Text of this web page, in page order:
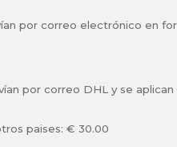
por correo electrónico en
por correo DHL y se
paises: € 30.00